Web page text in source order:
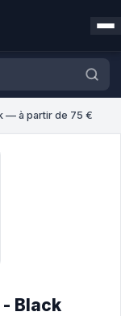
— à partir de 75 €
- Black